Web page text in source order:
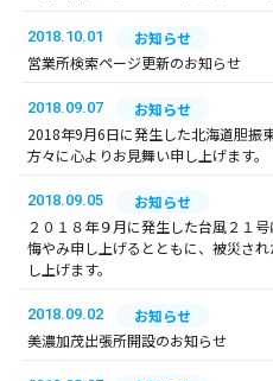
2018.10.01
お知らせ
営業所検索ページ更新のお知らせ
2018.09.07
お知らせ
2018年9月6日に発生した北海道胆振
方々に心よりお見舞い申し上げます。
2018.09.05
お知らせ
２０１８年９月に発生した台風２１
悔やみ申し上げるとともに、被災さ
し上げます。
2018.09.02
お知らせ
美濃加茂出張所開設のお知らせ